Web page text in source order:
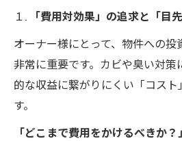
１. 「費用対効果」の追求と「目
オーナー様にとって、物件への
非常に重要です。カビや臭い対策
的な収益に繋がりにくい「コス
す。
「どこまで費用をかけるべきか？